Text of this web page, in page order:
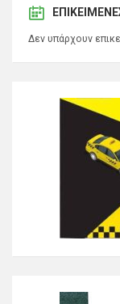
Δεν υπάρχουν